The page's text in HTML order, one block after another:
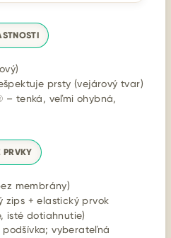
prsty (vejárový tvar)
– tenká, veľmi ohybná,
PRVKY
membrány)
zips + elastický prvok
isté dotiahnutie)
podšívka; vyberateľná